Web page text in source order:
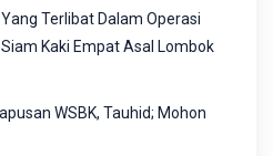
Terlibat Dalam Operasi
Kaki Empat Asal Lombok
WSBK, Tauhid; Mohon